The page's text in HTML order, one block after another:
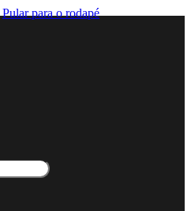
Pular para o rodapé